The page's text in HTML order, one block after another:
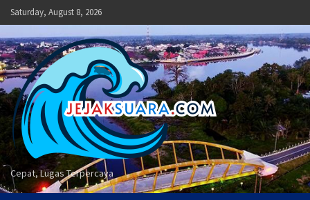
Skip
to
content
Saturday, August 8, 2026
Cepat, Lugas Terpercaya